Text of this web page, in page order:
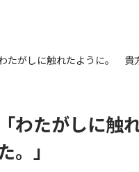
たがしに触れたように。
わたがしに触
」